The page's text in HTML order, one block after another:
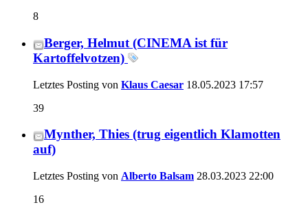
8
Berger, Helmut (CINEMA ist für
Kartoffelvotzen)
Letztes Posting von Klaus Caesar 18.05.2023 17:57
39
Mynther, Thies (trug eigentlich Klamotten
auf)
Letztes Posting von Alberto Balsam 28.03.2023 22:00
16